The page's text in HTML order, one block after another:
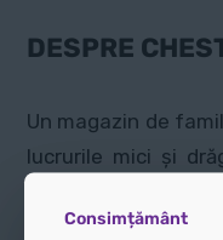
DESPRE
Un magazin de
lucrurile mici și
tuturor. Pentru
Consimțământ
Consimțământ